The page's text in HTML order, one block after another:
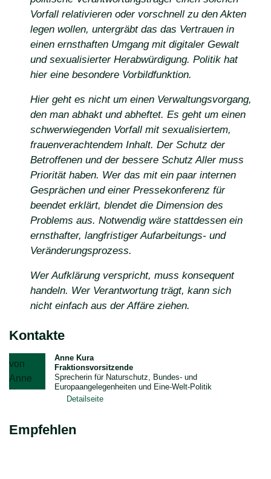
Vorfall relativieren oder vorschnell zu den Akten
legen wollen, untergräbt das das Vertrauen in
einen ernsthaften Umgang mit digitaler Gewalt
und sexualisierter Herabwürdigung. Politik hat
hier eine besondere Vorbildfunktion.
Hier geht es nicht um einen Verwaltungsvorgang,
den man abhakt und abheftet. Es geht um einen
schwerwiegenden Vorfall mit sexualisiertem,
frauenverachtendem Inhalt. Der Schutz der
Betroffenen und der bessere Schutz Aller muss
Priorität haben. Wer das mit ein paar internen
Gesprächen und einer Pressekonferenz für
beendet erklärt, blendet die Dimension des
Problems aus. Notwendig wäre stattdessen ein
ernsthafter, langfristiger Aufarbeitungs- und
Veränderungsprozess.
Wer Aufklärung verspricht, muss konsequent
handeln. Wer Verantwortung trägt, kann sich
nicht einfach aus der Affäre ziehen.
Kontakte
Anne Kura
Fraktionsvorsitzende
Sprecherin für Naturschutz, Bundes- und
Europaangelegenheiten und Eine-Welt-Politik
Detailseite
Empfehlen